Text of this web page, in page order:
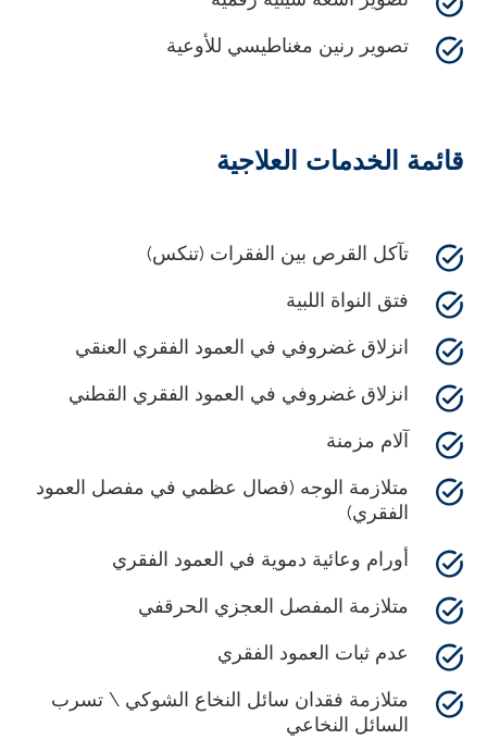
تصوير رنين مغناطيسي للأوعية
قائمة الخدمات العلاجية
تآكل القرص بين الفقرات (تنكس)
فتق النواة اللبية
انزلاق غضروفي في العمود الفقري العنقي
انزلاق غضروفي في العمود الفقري القطني
آلام مزمنة
متلازمة الوجه (فصال عظمي في مفصل العمود
الفقري)
أورام وعائية دموية في العمود الفقري
متلازمة المفصل العجزي الحرقفي
عدم ثبات العمود الفقري
متلازمة فقدان سائل النخاع الشوكي \ تسرب
السائل النخاعي